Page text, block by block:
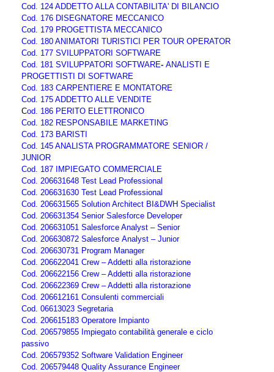
Cod. 124 ADDETTO ALLA CONTABILITA' DI BILANCIO
Cod. 176 DISEGNATORE MECCANICO
Cod. 179 PROGETTISTA MECCANICO
Cod. 180 ANIMATORI TURISTICI PER TOUR OPERATOR
Cod. 177 SVILUPPATORI SOFTWARE
Cod. 181 SVILUPPATORI SOFTWARE- ANALISTI E
PROGETTISTI DI SOFTWARE
Cod. 183 CARPENTIERE E MONTATORE
Cod. 175 ADDETTO ALLE VENDITE
Cod. 186 PERITO ELETTRONICO
Cod. 182 RESPONSABILE MARKETING
Cod. 173 BARISTI
Cod. 145 ANALISTA PROGRAMMATORE SENIOR /
JUNIOR
Cod. 187 IMPIEGATO COMMERCIALE
Cod. 206631648 Test Lead Professional
Cod. 206631630 Test Lead Professional
Cod. 206631565 Solution Architect BI&DWH Specialist
Cod. 206631354 Senior Salesforce Developer
Cod. 206631051 Salesforce Analyst – Senior
Cod. 206630872 Salesforce Analyst – Junior
Cod. 206630731 Program Manager
Cod. 206622041 Crew – Addetti alla ristorazione
Cod. 206622156 Crew – Addetti alla ristorazione
Cod. 206622369 Crew – Addetti alla ristorazione
Cod. 206612161 Consulenti commerciali
Cod. 06613023 Segretaria
Cod. 206615183 Operatore Impianto
Cod. 206579855 Impiegato contabilità generale e ciclo
passivo
Cod. 206579352 Software Validation Engineer
Cod. 206579448 Quality Assurance Engineer